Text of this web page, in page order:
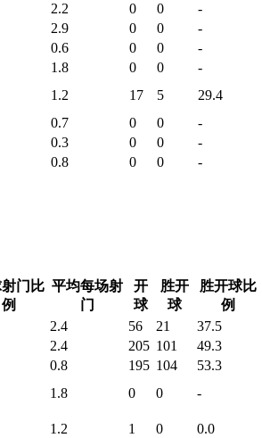
2.2 0 0 -
2.9 0 0 -
0.6 0 0 -
1.8 0 0 -
1.2 17 5 29.4
0.7 0 0 -
0.3 0 0 -
0.8 0 0 -
门比
例
平均每场射
门
开
球
胜开
球
胜开球比
例
2.4 56 21 37.5
2.4 205 101 49.3
0.8 195 104 53.3
1.8 0 0 -
1.2 1 0 0.0